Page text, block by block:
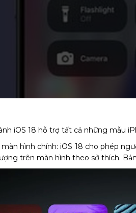
iOS 18 hỗ trợ tất cả những mẫu
hình chính: iOS 18 cho phép
trên màn hình theo sở thích.